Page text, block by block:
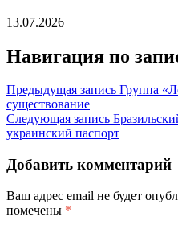
13.07.2026
Навигация по
Предыдущая запись Группа
существование
Следующая запись
украинский паспорт
Добавить комментарий
Ваш адрес email не будет
помечены *